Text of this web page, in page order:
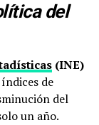
del
(INE)
de
del
un año.